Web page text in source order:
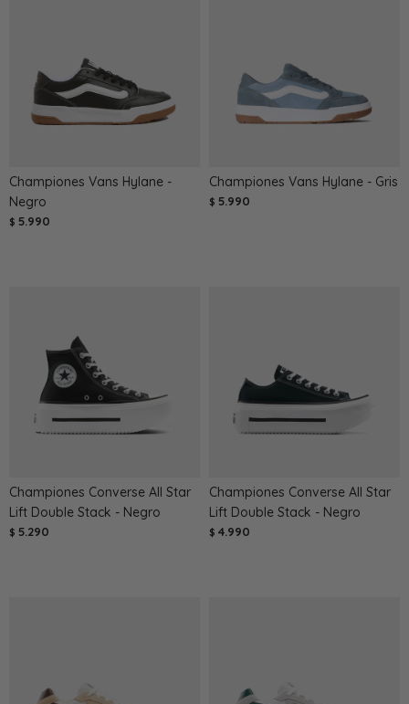
Championes Vans Hylane -
Negro
$ 5.990
Championes Vans Hylane - Gris
$ 5.990
Championes Converse All Star
Lift Double Stack - Negro
$ 5.290
Championes Converse All Star
Lift Double Stack - Negro
$ 4.990